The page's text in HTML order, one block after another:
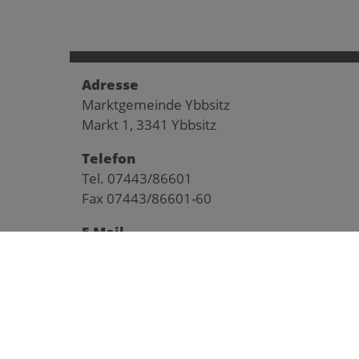
Adresse
Marktgemeinde Ybbsitz
Markt 1, 3341 Ybbsitz
Telefon
Tel. 07443/86601
Fax 07443/86601-60
E-Mail